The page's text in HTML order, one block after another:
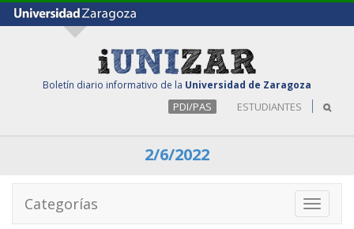
Boletín diario informativo de la Universidad de Zaragoza
PDI/PAS ESTUDIANTES
2/6/2022
Toggle
Categorías